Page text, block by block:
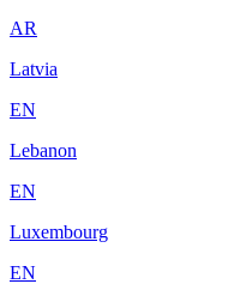
AR
Latvia
EN
Lebanon
EN
Luxembourg
EN